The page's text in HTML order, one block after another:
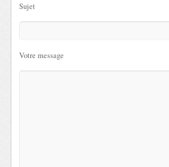
Sujet
Votre message